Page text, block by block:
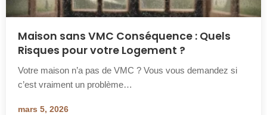
Maison sans VMC Conséquence : Quels
Risques pour votre Logement ?
Votre maison n’a pas de VMC ? Vous vous demandez si
c’est vraiment un problème…
mars 5, 2026